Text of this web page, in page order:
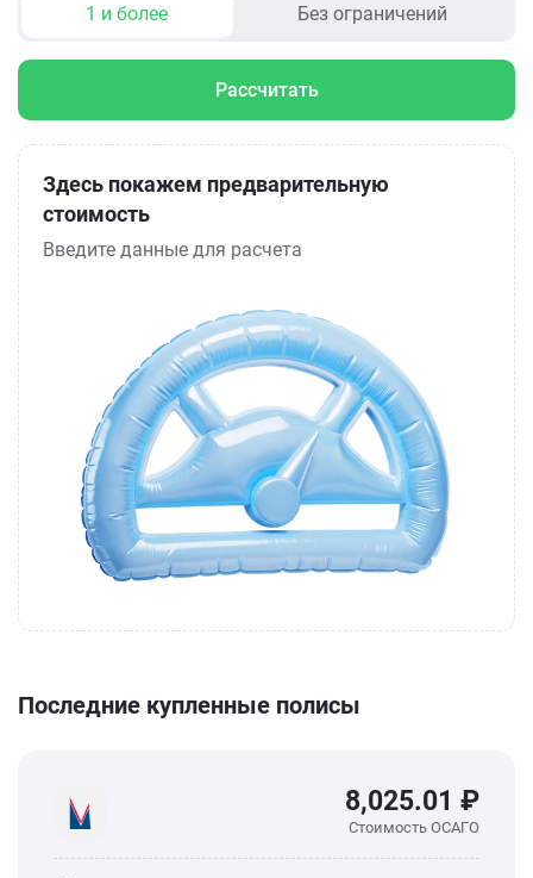
1 и более Без ограничений
Рассчитать
Здесь покажем предварительную
стоимость
Введите данные для расчета
Последние купленные полисы
8,025.01 ₽
Стоимость ОСАГО